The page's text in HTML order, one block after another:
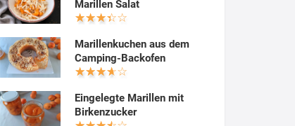
Marillen Salat
Marillenkuchen aus dem
Camping-Backofen
Eingelegte Marillen mit
Birkenzucker